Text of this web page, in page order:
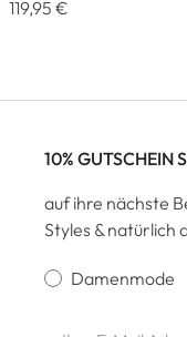
119,95 €
10% GUTSCHEIN
auf ihre nächste
Styles & natürlich
Damenmode